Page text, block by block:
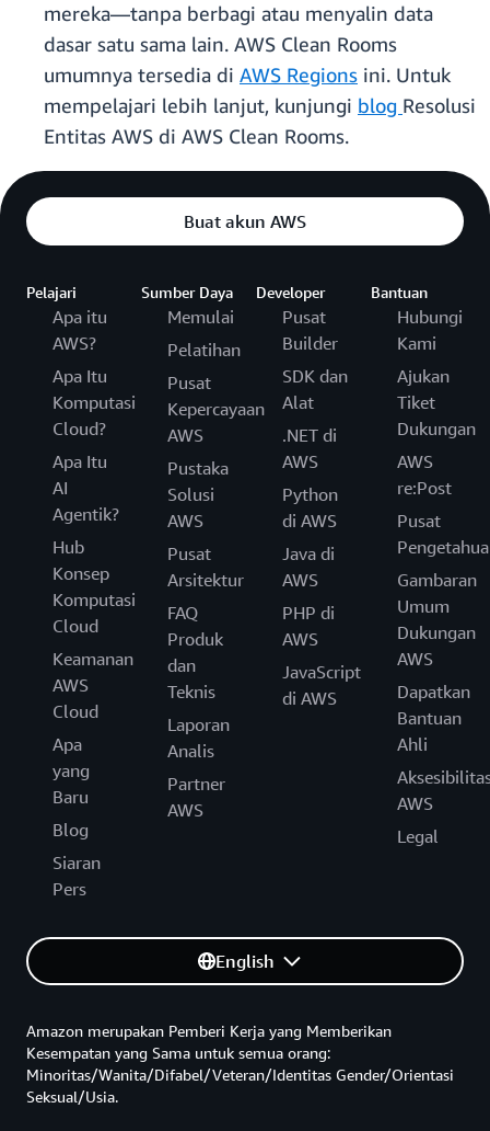
mereka—tanpa berbagi atau menyalin data
dasar satu sama lain. AWS Clean Rooms
umumnya tersedia di AWS Regions ini. Untuk
mempelajari lebih lanjut, kunjungi blog Resolusi
Entitas AWS di AWS Clean Rooms.
Buat akun AWS
Pelajari
Apa itu
AWS?
Apa Itu
Komputasi
Cloud?
Apa Itu
AI
Agentik?
Hub
Konsep
Komputasi
Cloud
Keamanan
AWS
Cloud
Apa
yang
Baru
Blog
Siaran
Pers
Sumber Daya
Memulai
Pelatihan
Pusat
Kepercayaan
AWS
Pustaka
Solusi
AWS
Pusat
Arsitektur
FAQ
Produk
dan
Teknis
Laporan
Analis
Partner
AWS
Developer
Pusat
Builder
SDK dan
Alat
.NET di
AWS
Python
di AWS
Java di
AWS
PHP di
AWS
JavaScript
di AWS
Bantuan
Hubungi
Kami
Ajukan
Tiket
Dukungan
AWS
re:Post
Pusat
Gambaran
Umum
Dukungan
AWS
Dapatkan
Bantuan
Ahli
AWS
Legal
English
Amazon merupakan Pemberi Kerja yang Memberikan
Kesempatan yang Sama untuk semua orang:
Minoritas/Wanita/Difabel/Veteran/Identitas Gender/Orientasi
Seksual/Usia.